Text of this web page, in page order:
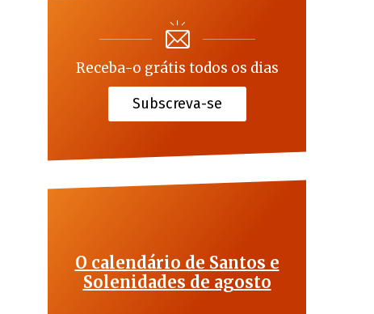
Receba-o grátis todos os dias
Subscreva-se
O calendário de Santos e
Solenidades de agosto